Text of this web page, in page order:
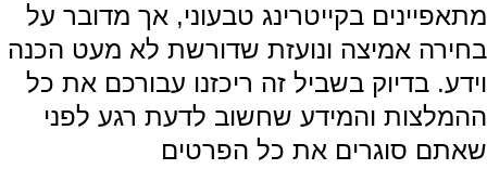
מתאפיינים בקייטרינג טבעוני, אך מדובר על
בחירה אמיצה ונועזת שדורשת לא מעט הכנה
וידע. בדיוק בשביל זה ריכזנו עבורכם את כל
ההמלצות והמידע שחשוב לדעת רגע לפני
שאתם סוגרים את כל הפרטים